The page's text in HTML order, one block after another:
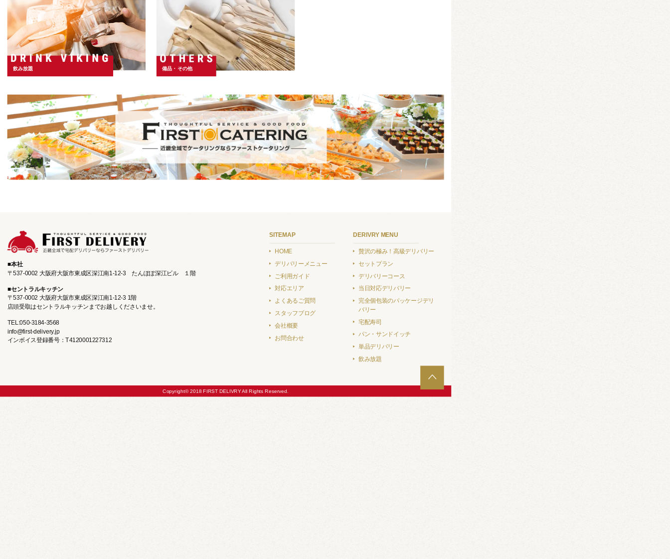
飲み放題 備品・その他
本社
〒537-0002 大阪府大阪市東成区深江南1-12-3たんぽぽ深江ビル １階
セントラルキッチン
〒537-0002 大阪府大阪市東成区深江南1‐12‐3 1階
店頭受取はセントラルキッチンまでお越しくださいませ。
TEL:050-3184-3568
info@first-delivery.jp
インボイス登録番号：T4120001227312
SITEMAP
HOME
デリバリーメニュー
ご利用ガイド
対応エリア
よくあるご質問
スタッフブログ
会社概要
お問合わせ
DERIVRY MENU
贅沢の極み！高級デリバリー
セットプラン
デリバリーコース
当日対応デリバリー
完全個包装のパッケージデリ
バリー
宅配寿司
パン・サンドイッチ
単品デリバリー
飲み放題
Copyright© 2018 FIRST DELIVRY All Rights Reserved.